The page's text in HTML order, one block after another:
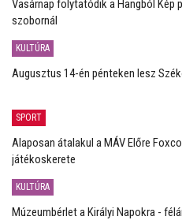
Vasárnap folytatódik a Hangból Kép
szobornál
KULTÚRA
Augusztus 14-én pénteken lesz
SPORT
Alaposan átalakul a MÁV Előre
játékoskerete
KULTÚRA
Múzeumbérlet a Királyi Napokra -